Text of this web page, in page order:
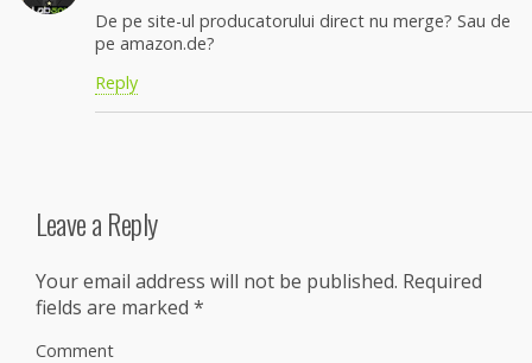
De pe site-ul producatorului direct nu merge? Sau de
pe amazon.de?
Reply
Leave a Reply
Your email address will not be published. Required
fields are marked *
Comment